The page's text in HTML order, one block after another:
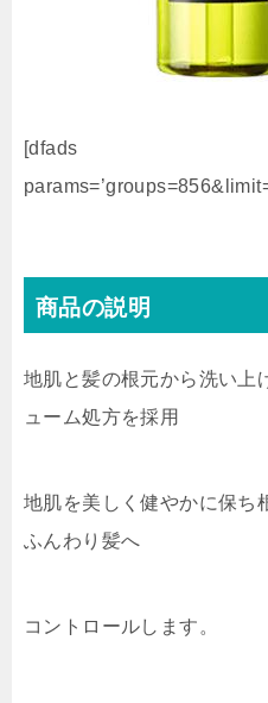
[dfads
商品の説明
地肌と髪の根元から洗い上
ューム処方を採用
地肌を美しく健やかに保ち
ふんわり髪へ
コントロールします。